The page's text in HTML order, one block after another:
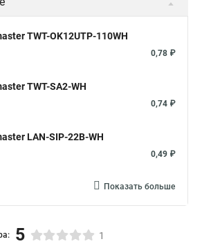
TWT-OK12UTP-110WH
0,78 ₽
TWT-SA2-WH
0,74 ₽
LAN-SIP-22B-WH
0,49 ₽
Показать больше
5 1